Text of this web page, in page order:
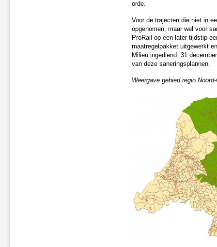
orde.
Voor de trajecten die niet in
opgenomen, maar wel voor
ProRail op een later tijdstip
maatregelpakket uitgewerkt
Milieu ingediend. 31
van deze saneringsplannen.
Weergave gebied regio